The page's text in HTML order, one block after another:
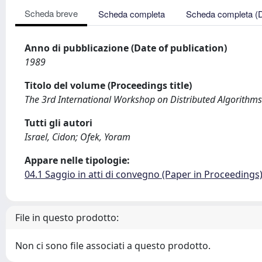
Scheda breve Scheda completa Scheda completa
Anno di pubblicazione (Date of publication)
1989
Titolo del volume (Proceedings title)
The 3rd International Workshop on Distributed Algorithms
Tutti gli autori
Israel, Cidon; Ofek, Yoram
Appare nelle tipologie:
04.1 Saggio in atti di convegno (Paper in Proceedings)
File in questo prodotto:
Non ci sono file associati a questo prodotto.